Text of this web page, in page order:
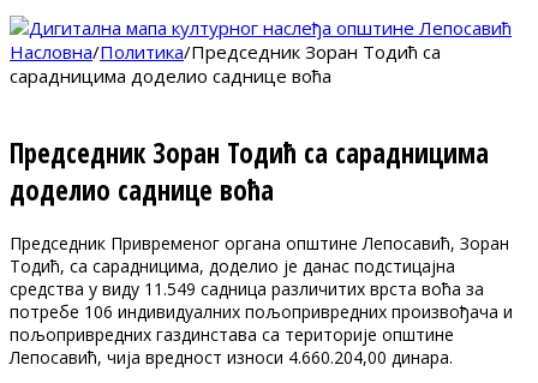
Насловна/Политика/Председник Зоран Тодић са
сарадницима доделио саднице воћа
Председник Зоран Тодић са сарадницима
доделио саднице воћа
Председник Привременог органа општине Лепосавић, Зоран
Тодић, са сарадницима, доделио је данас подстицајна
средства у виду 11.549 садница различитих врста воћа за
потребе 106 индивидуалних пољопривредних произвођача и
пољопривредних газдинстава са територије општине
Лепосавић, чија вредност износи 4.660.204,00 динара.